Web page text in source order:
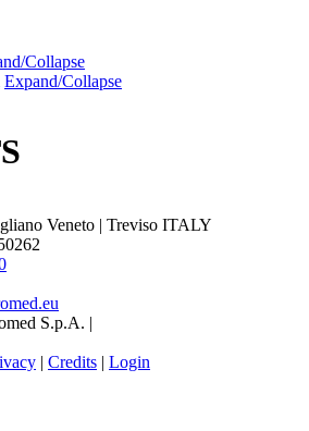
Collapse
Expand/Collapse
Veneto | Treviso ITALY
S.p.A. |
| Credits | Login